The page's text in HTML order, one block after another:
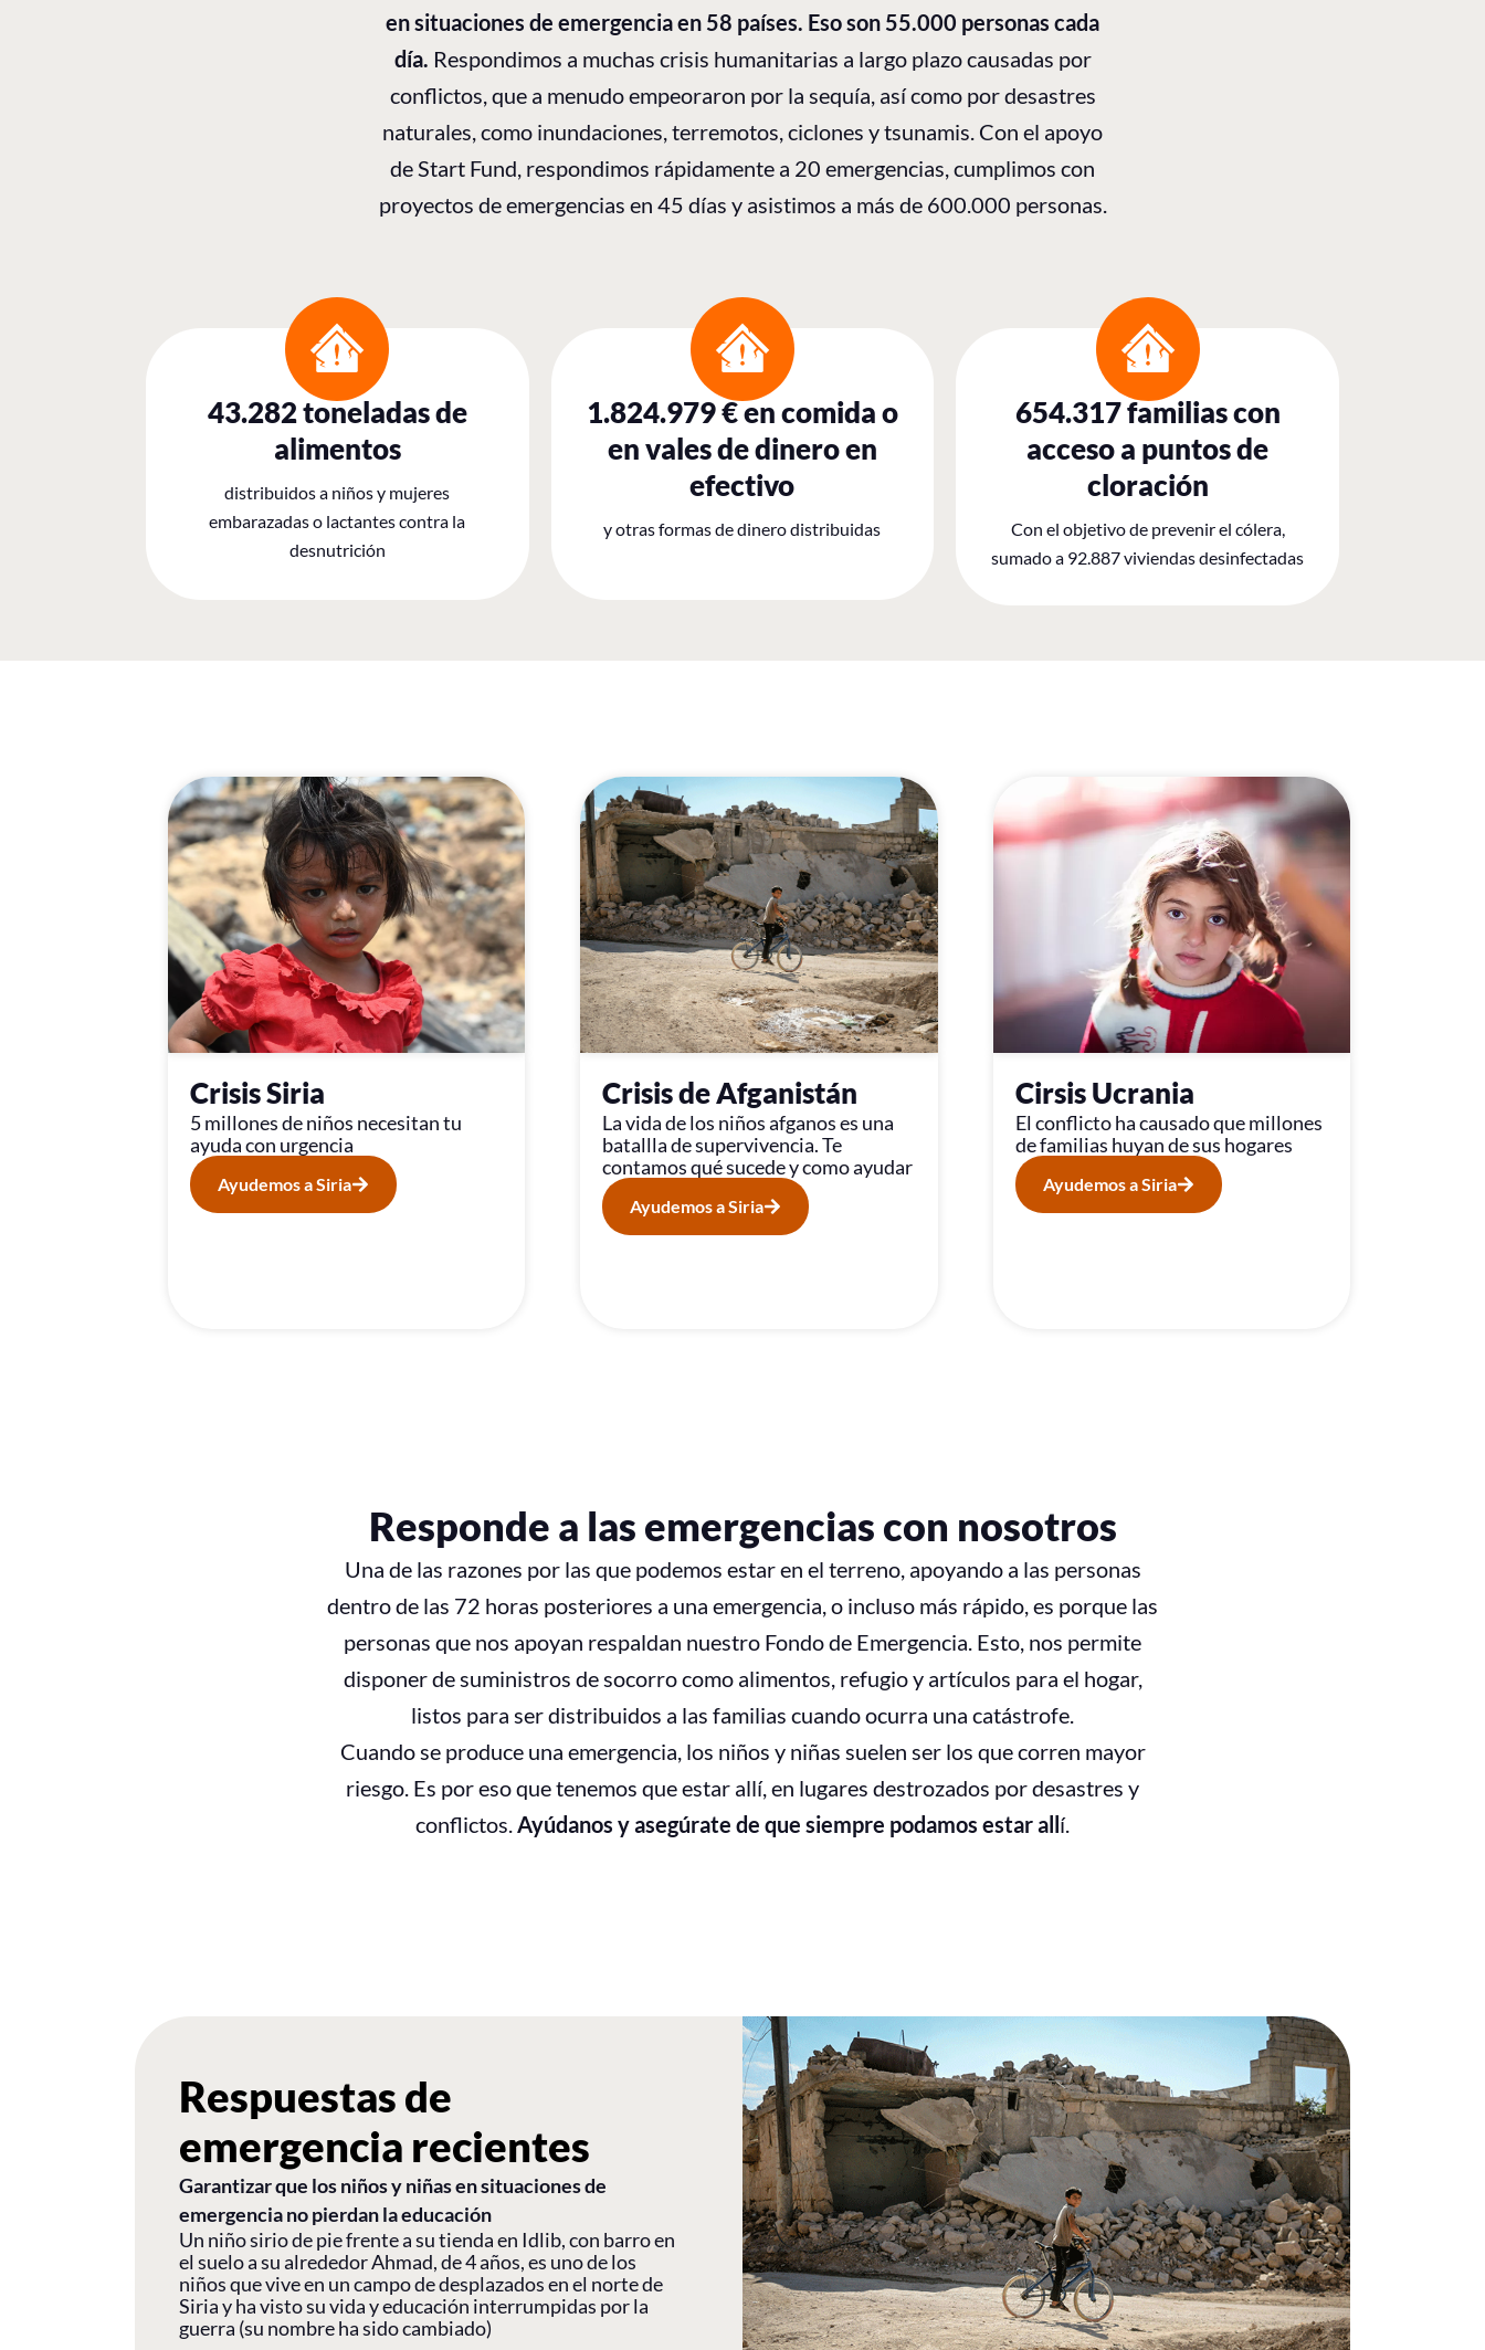
en situaciones de emergencia en 58 países. Eso son 55.000 personas cada
día. Respondimos a muchas crisis humanitarias a largo plazo causadas por
conflictos, que a menudo empeoraron por la sequía, así como por desastres
naturales, como inundaciones, terremotos, ciclones y tsunamis. Con el apoyo
de Start Fund, respondimos rápidamente a 20 emergencias, cumplimos con
proyectos de emergencias en 45 días y asistimos a más de 600.000 personas.
43.282 toneladas de
alimentos
distribuidos a niños y mujeres
embarazadas o lactantes contra la
desnutrición
1.824.979 € en comida o
en vales de dinero en
efectivo
y otras formas de dinero distribuidas
654.317 familias con
acceso a puntos de
cloración
Con el objetivo de prevenir el cólera,
sumado a 92.887 viviendas desinfectadas
Crisis Siria
5 millones de niños necesitan tu
ayuda con urgencia
Ayudemos a Siria
Crisis de Afganistán
La vida de los niños afganos es una
batallla de supervivencia. Te
contamos qué sucede y como ayudar
Ayudemos a Siria
Cirsis Ucrania
El conflicto ha causado que millones
de familias huyan de sus hogares
Ayudemos a Siria
Responde a las emergencias con nosotros
Una de las razones por las que podemos estar en el terreno, apoyando a las personas
dentro de las 72 horas posteriores a una emergencia, o incluso más rápido, es porque las
personas que nos apoyan respaldan nuestro Fondo de Emergencia. Esto, nos permite
disponer de suministros de socorro como alimentos, refugio y artículos para el hogar,
listos para ser distribuidos a las familias cuando ocurra una catástrofe.
Cuando se produce una emergencia, los niños y niñas suelen ser los que corren mayor
riesgo. Es por eso que tenemos que estar allí, en lugares destrozados por desastres y
conflictos. Ayúdanos y asegúrate de que siempre podamos estar allí.
Respuestas de
emergencia recientes
Garantizar que los niños y niñas en situaciones de
emergencia no pierdan la educación
Un niño sirio de pie frente a su tienda en Idlib, con barro en
el suelo a su alrededor Ahmad, de 4 años, es uno de los
niños que vive en un campo de desplazados en el norte de
Siria y ha visto su vida y educación interrumpidas por la
guerra (su nombre ha sido cambiado)